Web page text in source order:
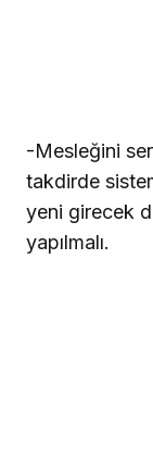
-Mesleğini
takdirde
yeni girecek
yapılmalı.